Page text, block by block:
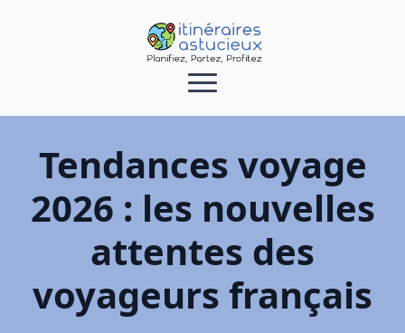
Tendances voyage
2026 : les nouvelles
attentes des
voyageurs français